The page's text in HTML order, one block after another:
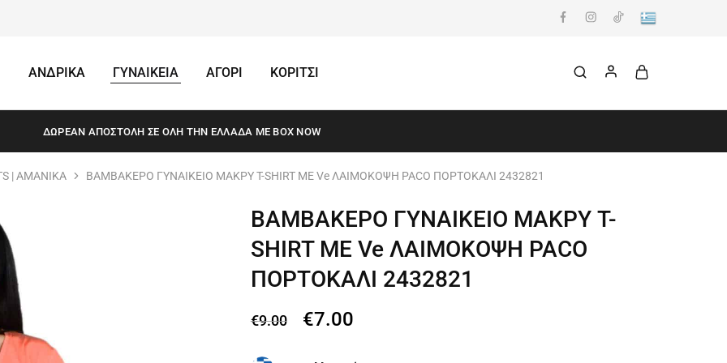
ΑΝΔΡΙΚΑ ΓΥΝΑΙΚΕΙΑ ΑΓΟΡΙ ΚΟΡΙΤΣΙ
ΔΩΡΕΆΝ ΑΠΟΣΤΟΛΗ ΣΕ ΌΛΗ ΤΗΝ ΕΛΛΆΔΑ ΜΕ BOX NOW
| ΑΜΑΝΙΚΑ ΒΑΜΒΑΚΕΡΟ ΓΥΝΑΙΚΕΙΟ ΜΑΚΡΥ T-SHIRT ΜΕ Ve ΛΑΙΜΟΚΟΨΗ PACO ΠΟΡΤΟΚΑΛΙ 2432821
ΒΑΜΒΑΚΕΡΟ ΓΥΝΑΙΚΕΙΟ ΜΑΚΡΥ T-
SHIRT ΜΕ Ve ΛΑΙΜΟΚΟΨΗ PACO
ΠΟΡΤΟΚΑΛΙ 2432821
€9.00 €7.00